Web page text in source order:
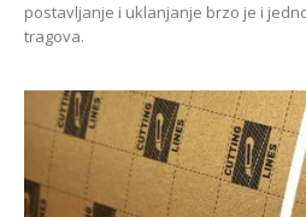
postavljanje i uklanjanje brzo je i
tragova.